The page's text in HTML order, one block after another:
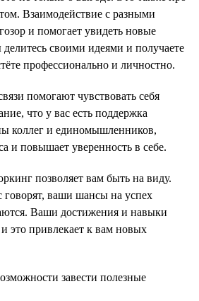
Взаимодействие с разными
и помогает увидеть новые
своими идеями и получаете
профессионально и личностно.
помогают чувствовать себя
что у вас есть поддержка
коллег и единомышленников,
и повышает уверенность в себе.
позволяет вам быть на виду.
говорят, ваши шансы на успех
Ваши достижения и навыки
это привлекает к вам новых
завести полезные